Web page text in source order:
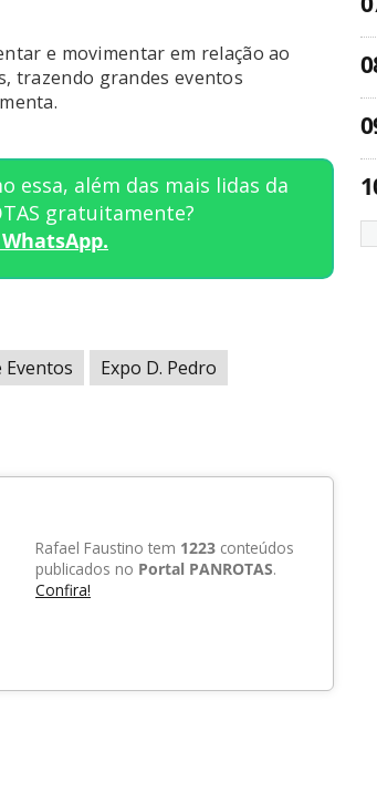
e movimentar em relação ao
trazendo grandes eventos
essa, além das mais lidas da
gratuitamente?
Eventos
Expo D. Pedro
Rafael Faustino tem 1223 conteúdos
publicados no Portal PANROTAS.
Confira!